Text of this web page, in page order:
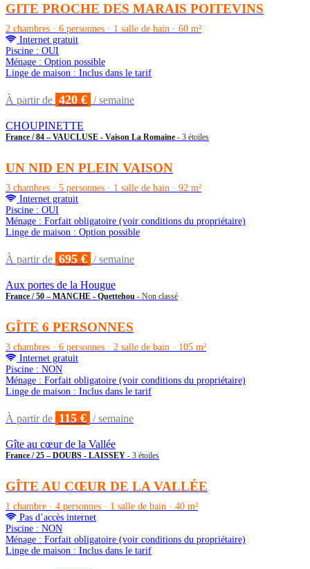
GITE PROCHE DES MARAIS POITEVINS
2 chambres · 6 personnes · 1 salle de bain · 60 m²
Internet gratuit
Piscine : OUI
Ménage : Option possible
Linge de maison : Inclus dans le tarif
À partir de 420 € / semaine
CHOUPINETTE
France / 84 – VAUCLUSE - Vaison La Romaine - 3 étoiles
UN NID EN PLEIN VAISON
3 chambres · 5 personnes · 1 salle de bain · 92 m²
Internet gratuit
Piscine : OUI
Ménage : Forfait obligatoire (voir conditions du propriétaire)
Linge de maison : Option possible
À partir de 695 € / semaine
Aux portes de la Hougue
France / 50 – MANCHE - Quettehou - Non classé
GÎTE 6 PERSONNES
3 chambres · 6 personnes · 2 salle de bain · 105 m²
Internet gratuit
Piscine : NON
Ménage : Forfait obligatoire (voir conditions du propriétaire)
Linge de maison : Inclus dans le tarif
À partir de 115 € / semaine
Gîte au cœur de la Vallée
France / 25 – DOUBS - LAISSEY - 3 étoiles
GÎTE AU CŒUR DE LA VALLÉE
1 chambre · 4 personnes · 1 salle de bain · 40 m²
Pas d’accès internet
Piscine : NON
Ménage : Forfait obligatoire (voir conditions du propriétaire)
Linge de maison : Inclus dans le tarif